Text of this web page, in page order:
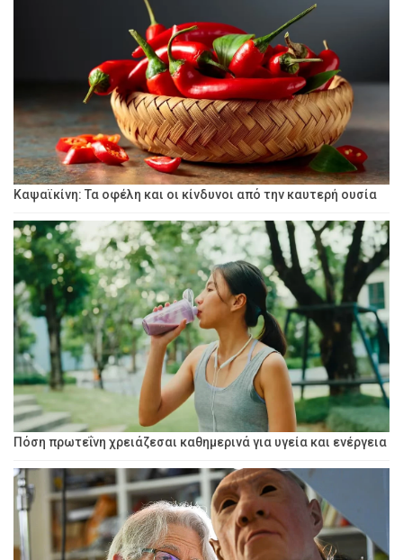
Καψαϊκίνη: Τα οφέλη και οι κίνδυνοι από την καυτερή ουσία
Πόση πρωτεΐνη χρειάζεσαι καθημερινά για υγεία και ενέργεια